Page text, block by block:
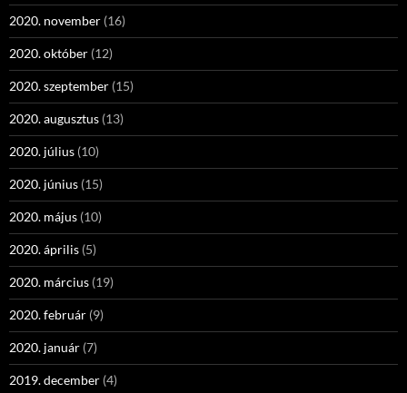
2020. november (16)
2020. október (12)
2020. szeptember (15)
2020. augusztus (13)
2020. július (10)
2020. június (15)
2020. május (10)
2020. április (5)
2020. március (19)
2020. február (9)
2020. január (7)
2019. december (4)